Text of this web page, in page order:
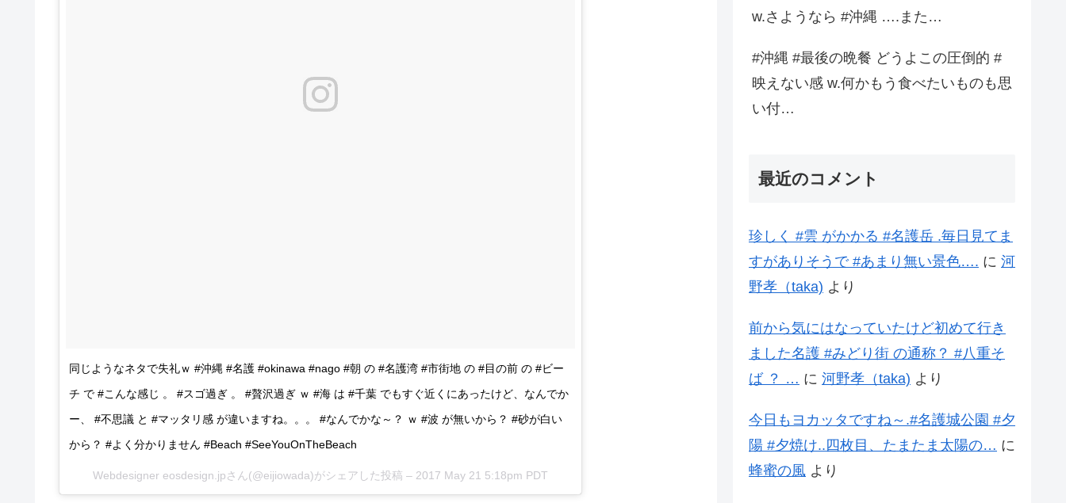
同じようなネタで失礼ｗ #沖縄 #名護 #okinawa #nago #朝 の #名護湾 #市街地 の #目の前 の #ビー
チ で #こんな感じ 。 #スゴ過ぎ 。 #贅沢過ぎ ｗ #海 は #千葉 でもすぐ近くにあったけど、なんでか
ー、 #不思議 と #マッタリ感 が違いますね。。。 #なんでかな～？ ｗ #波 が無いから？ #砂が白い
から？ #よく分かりません #Beach #SeeYouOnTheBeach
Webdesigner eosdesign.jpさん(@eijiowada)がシェアした投稿 – 2017 May 21 5:18pm PDT
w.さようなら #沖縄 ….また…
#沖縄 #最後の晩餐 どうよこの圧倒的 #
映えない感 w.何かもう食べたいものも思
い付…
最近のコメント
珍しく #雲 がかかる #名護岳 .毎日見てま
すがありそうで #あまり無い景色…. に 河
野孝（taka) より
前から気にはなっていたけど初めて行き
ました名護 #みどり街 の通称？ #八重そ
ば ？ … に 河野孝（taka) より
今日もヨカッタですね～.#名護城公園 #夕
陽 #夕焼け..四枚目、たまたま太陽の… に
蜂蜜の風 より